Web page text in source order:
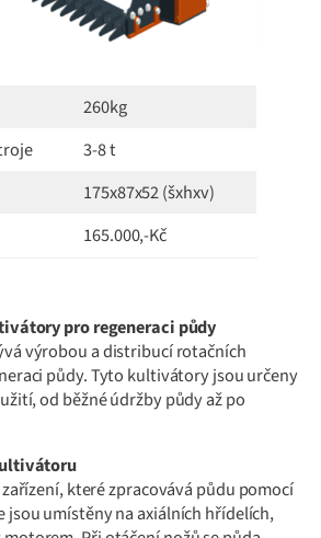
260kg
3-8 t
175x87x52 (šxhxv)
165.000,-Kč
pro regeneraci půdy
výrobou a distribucí rotačních
půdy. Tyto kultivátory jsou určeny
od běžné údržby půdy až po
které zpracovává půdu pomocí
jsou umístěny na axiálních hřídelích,